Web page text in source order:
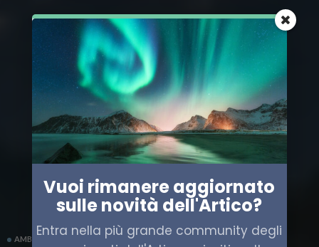
AMBIENTE ARTICO NORVEGIA
Vuoi rimanere aggiornato
sulle novità dell'Artico?
Entra nella più grande community degli